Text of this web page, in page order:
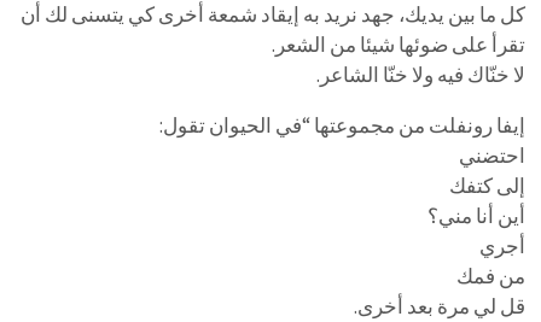
كل ما بين يديك، جهد نريد به إيقاد شمعة أخرى كي يتسنى لك أن
تقرأ على ضوئها شيئا من الشعر.
لا خنّاك فيه ولا خنّا الشاعر.
إيفا رونفلت من مجموعتها “في الحيوان تقول:
احتضني
إلى كتفك
أين أنا مني؟
أجري
من فمك
قل لي مرة بعد أخرى.